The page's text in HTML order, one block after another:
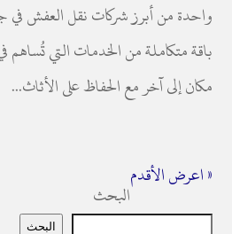
واحدة من أبرز شركات نقل العفش في
باقة متكاملة من الخدمات التي تُساهم
مكان إلى آخر مع الحفاظ على الأثاث...
« اعرض الأقدم
البحث
البحث